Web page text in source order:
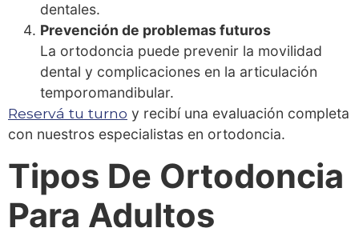
dentales.
Prevención de problemas futuros
La ortodoncia puede prevenir la movilidad
dental y complicaciones en la articulación
temporomandibular.
Reservá tu turno y recibí una evaluación completa
con nuestros especialistas en ortodoncia.
Tipos De Ortodoncia
Para Adultos